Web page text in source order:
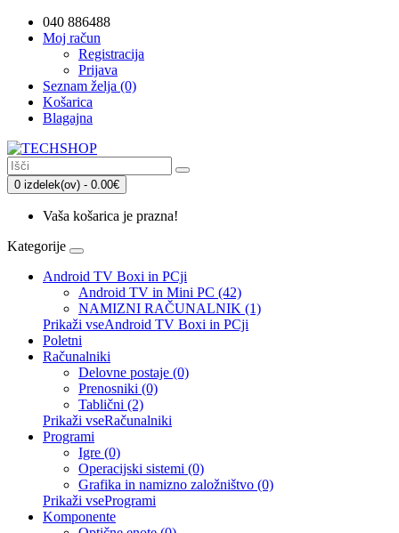
040 886488
Moj račun
Registracija
Prijava
Seznam želja (0)
Košarica
Blagajna
0 izdelek(ov) - 0.00€
Vaša košarica je prazna!
Kategorije
Android TV Boxi in PCji
Android TV in Mini PC (42)
NAMIZNI RAČUNALNIK (1)
Prikaži vseAndroid TV Boxi in PCji
Poletni
Računalniki
Delovne postaje (0)
Prenosniki (0)
Tablični (2)
Prikaži vseRačunalniki
Programi
Igre (0)
Operacijski sistemi (0)
Grafika in namizno založništvo (0)
Prikaži vseProgrami
Komponente